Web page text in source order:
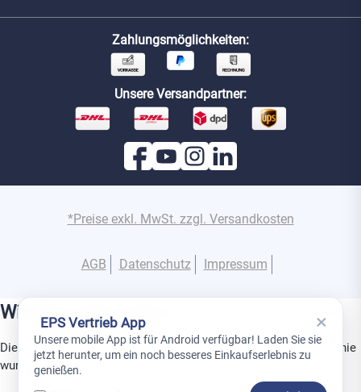
Zahlungsmöglichkeiten:
Unsere Versandpartner:
*Preise exkl. MwSt. zzgl. Versandkosten
AGB Datenschutz Impressum
Wichtige Information
Dies ist ein Gerät aus der Superior-Produktlinie. Diese Produktlinie
wurde speziell für den Einsatz in Projekten entwickelt.
EPS Vertrieb App ×
Unsere mobile App ist für Android verfügbar! Laden Sie sie
jetzt herunter, um ein noch besseres Einkaufserlebnis zu
genießen.